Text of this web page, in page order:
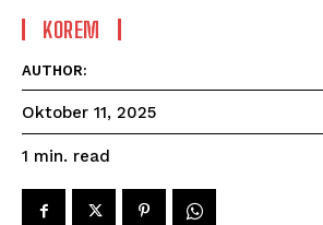
KOREM
AUTHOR:
Oktober 11, 2025
1 min. read